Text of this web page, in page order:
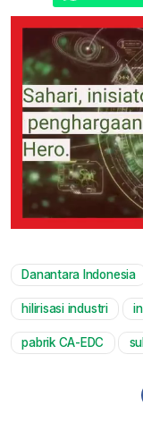
Danantara Indonesia
hilirisasi industri
pabrik CA-EDC